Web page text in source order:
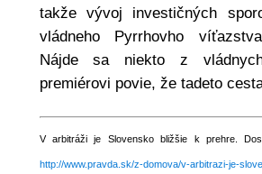
takže vývoj investičných
vládneho Pyrrhovho
Nájde sa niekto z
premiérovi povie, že tadeto
V arbitráži je Slovensko bližšie k prehre.
http://www.pravda.sk/z-domova/v-arbitrazi-je-